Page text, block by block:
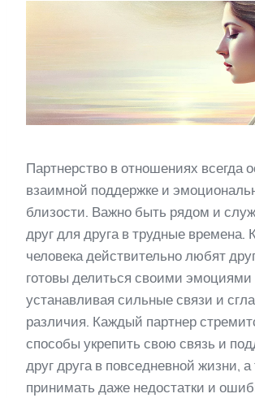
Партнерство в отношениях всегда
взаимной поддержке и
близости. Важно быть рядом и
друг для друга в трудные времена.
человека действительно любят
готовы делиться своими эмоциями
устанавливая сильные связи и
различия. Каждый партнер
способы укрепить свою связь и
друг друга в повседневной жизни, а
принимать даже недостатки и